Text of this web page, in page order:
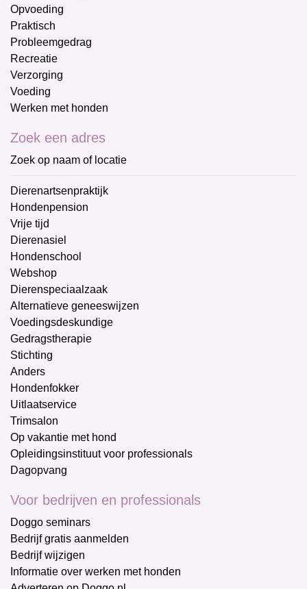
Opvoeding
Praktisch
Probleemgedrag
Recreatie
Verzorging
Voeding
Werken met honden
Zoek een adres
Zoek op naam of locatie
Dierenartsenpraktijk
Hondenpension
Vrije tijd
Dierenasiel
Hondenschool
Webshop
Dierenspeciaalzaak
Alternatieve geneeswijzen
Voedingsdeskundige
Gedragstherapie
Stichting
Anders
Hondenfokker
Uitlaatservice
Trimsalon
Op vakantie met hond
Opleidingsinstituut voor professionals
Dagopvang
Voor bedrijven en professionals
Doggo seminars
Bedrijf gratis aanmelden
Bedrijf wijzigen
Informatie over werken met honden